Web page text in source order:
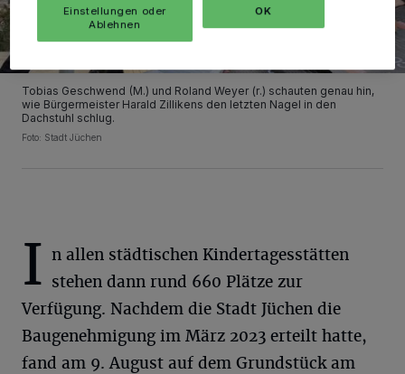
Tobias Geschwend (M.) und Roland Weyer (r.) schauten genau hin,
wie Bürgermeister Harald Zillikens den letzten Nagel in den
Dachstuhl schlug.
Foto: Stadt Jüchen
I n allen städtischen Kindertagesstätten
stehen dann rund 660 Plätze zur
Verfügung. Nachdem die Stadt Jüchen die
Baugenehmigung im März 2023 erteilt hatte,
fand am 9. August auf dem Grundstück am
Einstellungen oder
Ablehnen
OK